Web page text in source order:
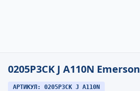
0205P3CK J A110N Emerson
АРТИКУЛ: 0205P3CK J A110N